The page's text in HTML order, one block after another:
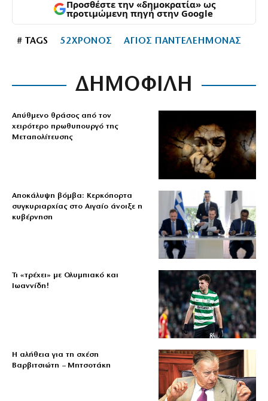
Προσθέστε την «δημοκρατία» ως
προτιμώμενη πηγή στην Google
# TAGS 52ΧΡΟΝΟΣ ΑΓΙΟΣ ΠΑΝΤΕΛΕΗΜΟΝΑΣ
ΔΗΜΟΦΙΛΗ
Απύθμενο θράσος από τον
χειρότερο πρωθυπουργό της
Μεταπολίτευσης
Αποκάλυψη βόμβα: Κερκόπορτα
συγκυριαρχίας στο Αιγαίο άνοιξε η
κυβέρνηση
Τι «τρέχει» με Ολυμπιακό και
Ιωαννίδη!
Η αλήθεια για τη σχέση
Βαρβιτσιώτη – Μητσοτάκη